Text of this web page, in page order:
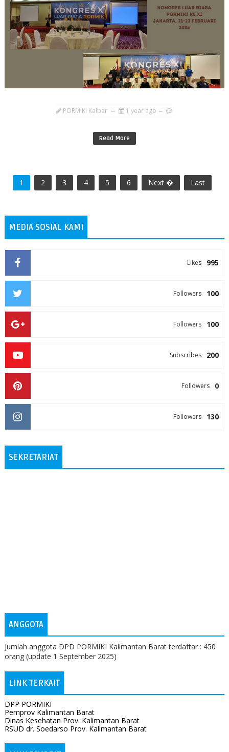
PORMIKI Kalbar 1 year ago
Read More
1 2 3 4 5 6 Next � Last
MEDIA SOSIAL KAMI
995
Likes
100
Followers
100
Followers
200
Subscribes
0
Followers
130
Followers
SEKRETARIAT
ANGGOTA
Jumlah anggota DPD PORMIKI Kalimantan Barat terdaftar : 450
orang (update 1 September 2025)
LINK TERKAIT
DPP PORMIKI
Pemprov Kalimantan Barat
Dinas Kesehatan Prov. Kalimantan Barat
RSUD dr. Soedarso Prov. Kalimantan Barat